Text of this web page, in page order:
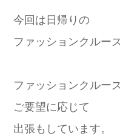
今回は日帰りの
ファッションクルー
ファッションクルー
ご要望に応じて
出張もしています。